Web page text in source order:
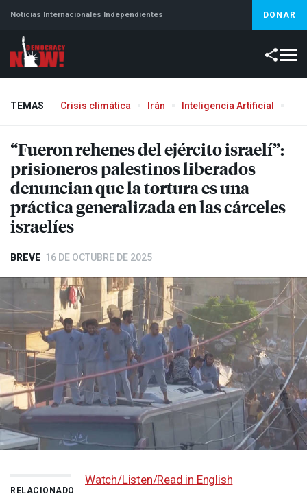
Noticias Internacionales Independientes DONAR
TEMAS Crisis climática Irán Inteligencia Artificial
“Fueron rehenes del ejército israelí”:
prisioneros palestinos liberados
denuncian que la tortura es una
práctica generalizada en las cárceles
israelíes
BREVE 16 DE OCTUBRE DE 2025
RELACIONADO
Watch/Listen/Read in English